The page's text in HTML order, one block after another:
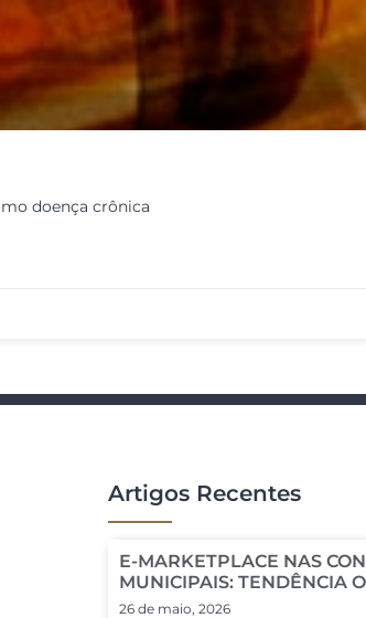
doença crônica
Artigos Recentes
E-MARKETPLACE NAS
MUNICIPAIS: TENDÊNCIA
26 de maio, 2026